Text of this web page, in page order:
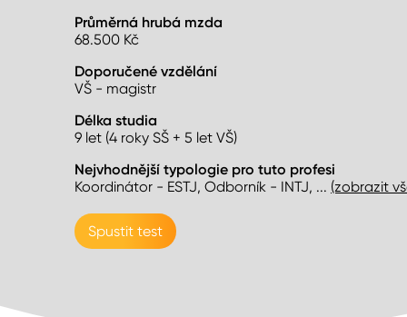
Průměrná hrubá mzda
68.500 Kč
Doporučené vzdělání
VŠ - magistr
Délka studia
9 let (4 roky SŠ + 5 let VŠ)
Nejvhodnější typologie pro tuto profesi
Koordinátor - ESTJ, Odborník - INTJ, ... (zobrazit
Spustit test